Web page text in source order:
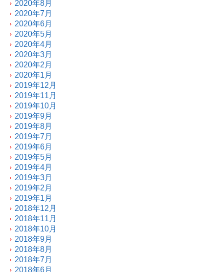
2020年8月
2020年7月
2020年6月
2020年5月
2020年4月
2020年3月
2020年2月
2020年1月
2019年12月
2019年11月
2019年10月
2019年9月
2019年8月
2019年7月
2019年6月
2019年5月
2019年4月
2019年3月
2019年2月
2019年1月
2018年12月
2018年11月
2018年10月
2018年9月
2018年8月
2018年7月
2018年6月